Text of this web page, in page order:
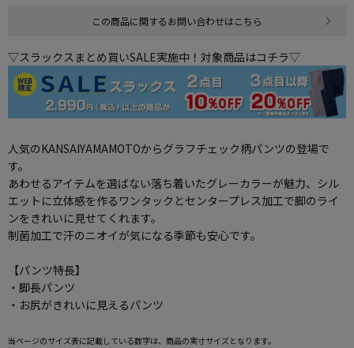
この商品に関するお問い合わせはこちら
▽スラックスまとめ買いSALE実施中！対象商品はコチラ▽
人気のKANSAIYAMAMOTOからグラフチェック柄パンツの登場で
す。
あわせるアイテムを選ばない落ち着いたグレーカラーが魅力、シル
エットに立体感を作るワンタックとセンタープレス加工で脚のライ
ンをきれいに見せてくれます。
制菌加工で汗のニオイが気になる季節も安心です。
【パンツ特長】
・脚長パンツ
・お尻がきれいに見えるパンツ
当ページのサイズ表に記載している数字は、商品の実寸サイズとなります。